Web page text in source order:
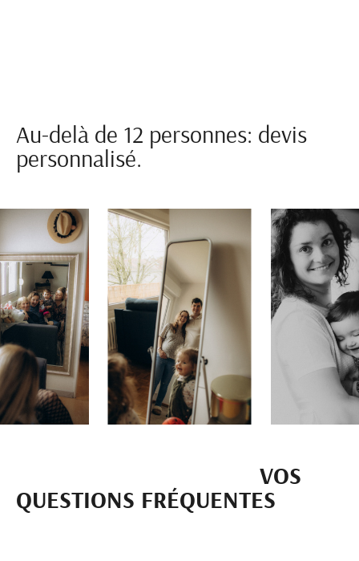
Au-delà de 12 personnes: devis
personnalisé.
VOS
QUESTIONS FRÉQUENTES